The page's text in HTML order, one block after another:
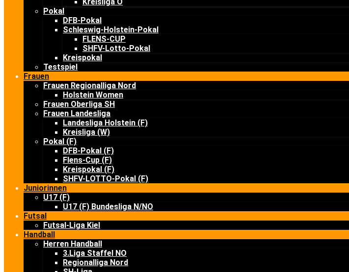
Pokal
DFB-Pokal
Schleswig-Holstein-Pokal
FLENS-CUP
SHFV-Lotto-Pokal
Kreispokal
Testspiel
Frauen
Frauen Regionalliga Nord
Holstein Women
Frauen Oberliga SH
Frauen Landesliga
Landesliga Holstein (F)
Kreisliga (W)
Pokal (F)
DFB-Pokal (F)
Flens-Cup (F)
Kreispokal (F)
SHFV-LOTTO-Pokal (F)
Juniorinnen
U17 (F)
U17 (F) Bundesliga N/NO
Futsal
Futsal-Liga Kiel
Handball
Herren Handball
3.Liga Staffel NO
Regionalliga Nord